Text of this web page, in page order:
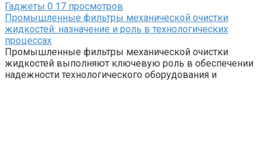
Гаджеты 0 17 просмотров
Промышленные фильтры механической очистки
жидкостей: назначение и роль в технологических
процессах
Промышленные фильтры механической очистки
жидкостей выполняют ключевую роль в обеспечении
надежности технологического оборудования и